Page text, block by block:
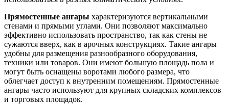
Прямостенные ангары характеризуются вертикальными
стенами и прямыми углами. Они позволяют максимально
эффективно использовать пространство, так как стены не
сужаются вверх, как в арочных конструкциях. Такие ангары
удобны для размещения разнообразного оборудования,
техники или товаров. Они имеют большую площадь пола и
могут быть оснащены воротами любого размера, что
облегчает доступ к внутренним помещениям. Прямостенные
ангары часто используют для крупных складских комплексов
и торговых площадок.